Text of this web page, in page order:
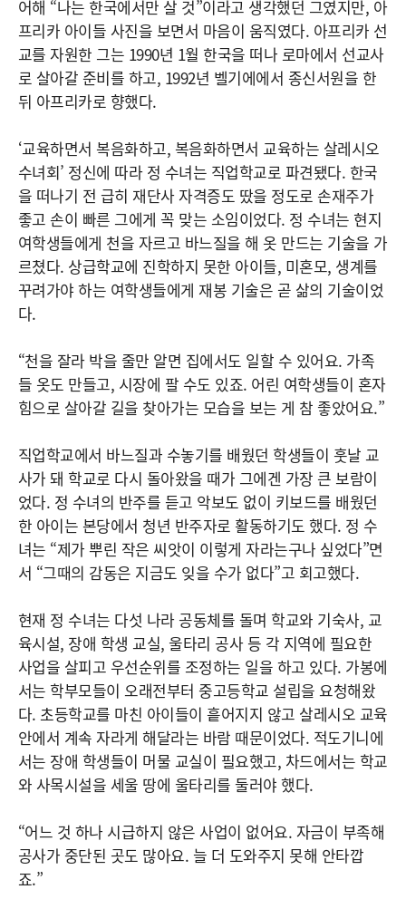
어해 “나는 한국에서만 살 것”이라고 생각했던 그였지만, 아
프리카 아이들 사진을 보면서 마음이 움직였다. 아프리카 선
교를 자원한 그는 1990년 1월 한국을 떠나 로마에서 선교사
로 살아갈 준비를 하고, 1992년 벨기에에서 종신서원을 한
뒤 아프리카로 향했다.
‘교육하면서 복음화하고, 복음화하면서 교육하는 살레시오
수녀회’ 정신에 따라 정 수녀는 직업학교로 파견됐다. 한국
을 떠나기 전 급히 재단사 자격증도 땄을 정도로 손재주가
좋고 손이 빠른 그에게 꼭 맞는 소임이었다. 정 수녀는 현지
여학생들에게 천을 자르고 바느질을 해 옷 만드는 기술을 가
르쳤다. 상급학교에 진학하지 못한 아이들, 미혼모, 생계를
꾸려가야 하는 여학생들에게 재봉 기술은 곧 삶의 기술이었
다.
“천을 잘라 박을 줄만 알면 집에서도 일할 수 있어요. 가족
들 옷도 만들고, 시장에 팔 수도 있죠. 어린 여학생들이 혼자
힘으로 살아갈 길을 찾아가는 모습을 보는 게 참 좋았어요.”
직업학교에서 바느질과 수놓기를 배웠던 학생들이 훗날 교
사가 돼 학교로 다시 돌아왔을 때가 그에겐 가장 큰 보람이
었다. 정 수녀의 반주를 듣고 악보도 없이 키보드를 배웠던
한 아이는 본당에서 청년 반주자로 활동하기도 했다. 정 수
녀는 “제가 뿌린 작은 씨앗이 이렇게 자라는구나 싶었다”면
서 “그때의 감동은 지금도 잊을 수가 없다”고 회고했다.
현재 정 수녀는 다섯 나라 공동체를 돌며 학교와 기숙사, 교
육시설, 장애 학생 교실, 울타리 공사 등 각 지역에 필요한
사업을 살피고 우선순위를 조정하는 일을 하고 있다. 가봉에
서는 학부모들이 오래전부터 중고등학교 설립을 요청해왔
다. 초등학교를 마친 아이들이 흩어지지 않고 살레시오 교육
안에서 계속 자라게 해달라는 바람 때문이었다. 적도기니에
서는 장애 학생들이 머물 교실이 필요했고, 차드에서는 학교
와 사목시설을 세울 땅에 울타리를 둘러야 했다.
“어느 것 하나 시급하지 않은 사업이 없어요. 자금이 부족해
공사가 중단된 곳도 많아요. 늘 더 도와주지 못해 안타깝
죠.”